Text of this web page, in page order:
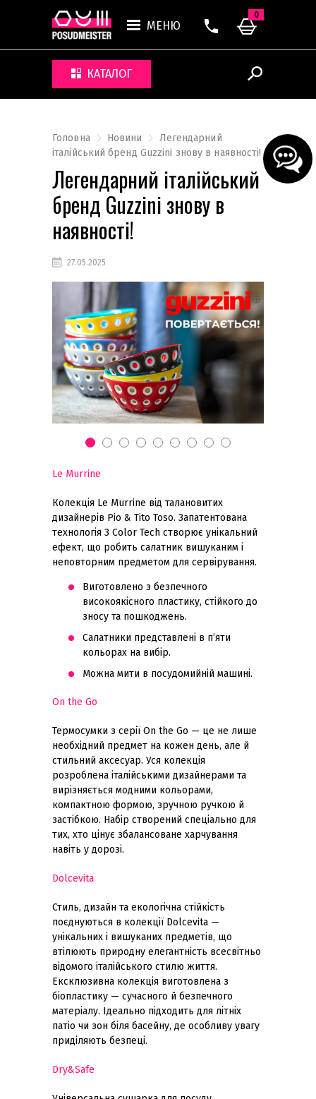
МЕНЮ
КАТАЛОГ
0
Головна Новини
Легендарний
італійський бренд Guzzini знову в наявності!
Легендарний італійський
бренд Guzzini знову в
наявності!
27.05.2025
Le Murrine
Колекція Le Murrine від талановитих
дизайнерів Pio & Tito Toso. Запатентована
технологія 3 Color Tech створює унікальний
ефект, що робить салатник вишуканим і
неповторним предметом для сервірування.
Виготовлено з безпечного
високоякісного пластику, стійкого до
зносу та пошкоджень.
Салатники представлені в п’яти
кольорах на вибір.
Можна мити в посудомийній машині.
On the Go
Термосумки з серії On the Go — це не лише
необхідний предмет на кожен день, але й
стильний аксесуар. Уся колекція
розроблена італійськими дизайнерами та
вирізняється модними кольорами,
компактною формою, зручною ручкою й
застібкою. Набір створений спеціально для
тих, хто цінує збалансоване харчування
навіть у дорозі.
Dolcevita
Стиль, дизайн та екологічна стійкість
поєднуються в колекції Dolcevita —
унікальних і вишуканих предметів, що
втілюють природну елегантність всесвітньо
відомого італійського стилю життя.
Ексклюзивна колекція виготовлена з
біопластику — сучасного й безпечного
матеріалу. Ідеально підходить для літніх
патіо чи зон біля басейну, де особливу увагу
приділяють безпеці.
Dry&Safe